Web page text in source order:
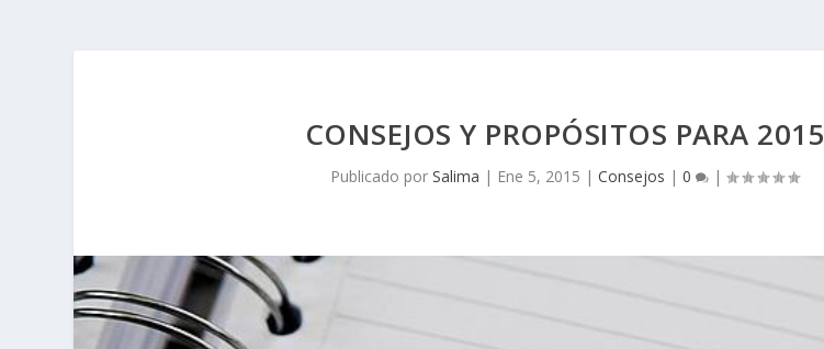
CONSEJOS Y PROPÓSITOS PARA 2015
Publicado porSalima | Ene 5, 2015 |Consejos |0 |